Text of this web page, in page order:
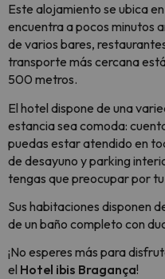
Este alojamiento se ubica
encuentra a pocos minutos
de varios bares,
transporte más cercana
500 metros.
El hotel dispone de una
estancia sea comoda:
puedas estar atendido en
de desayuno yparking
tengas que preocupar por
Sus habitaciones disponen
de un baño completo con
¡No esperes más para
el Hotel ibis Bragança!